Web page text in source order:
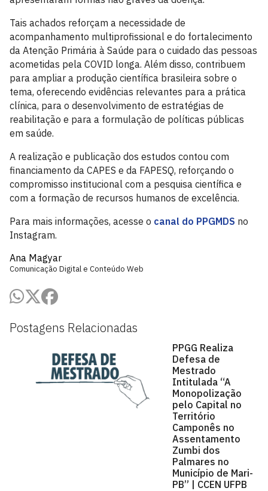
Postagens Relacionadas
PPGG Realiza
Defesa de
Mestrado
Intitulada “A
Monopolização
pelo Capital no
Território
Camponês no
Assentamento
Zumbi dos
Palmares no
Município de Mari-
PB” | CCEN UFPB
Tais achados reforçam a necessidade de
acompanhamento multiprofissional e do fortalecimento
da Atenção Primária à Saúde para o cuidado das pessoas
acometidas pela COVID longa. Além disso, contribuem
para ampliar a produção científica brasileira sobre o
tema, oferecendo evidências relevantes para a prática
clínica, para o desenvolvimento de estratégias de
reabilitação e para a formulação de políticas públicas
em saúde.
A realização e publicação dos estudos contou com
financiamento da CAPES e da FAPESQ, reforçando o
compromisso institucional com a pesquisa científica e
com a formação de recursos humanos de excelência.
Para mais informações, acesse o canal do PPGMDS no
Instagram.
Ana Magyar
Comunicação Digital e Conteúdo Web